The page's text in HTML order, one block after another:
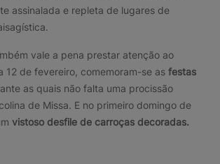
assinalada e repleta de lugares de
vale a pena prestar atenção ao
12 de fevereiro, comemoram-se as festas
as quais não falta uma procissão
de Missa. E no primeiro domingo de
vistoso desfile de carroças decoradas.